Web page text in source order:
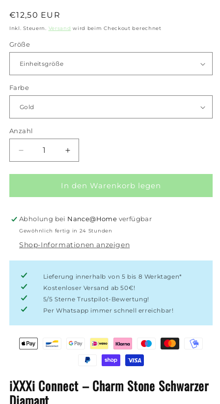
Normaler
Preis
€12,50 EUR
Inkl. Steuern. Versand wird beim Checkout berechnet
Größe
Farbe
Anzahl
Anzahl
Verringere
die
Menge
iXXXi
Charm
Stone
Diamant
Erhöhe
die
Menge
für
iXXXi
Charm
Stone
Diamant
In den Warenkorb legen
Abholung bei Nance@Home verfügbar
Gewöhnlich fertig in 24 Stunden
Shop-Informationen anzeigen
Lieferung innerhalb von 5 bis 8 Werktagen*
Kostenloser Versand ab 50€!
5/5 Sterne Trustpilot-Bewertung!
Per Whatsapp immer schnell erreichbar!
iXXXi Connect – Charm Stone Schwarzer
Diamant